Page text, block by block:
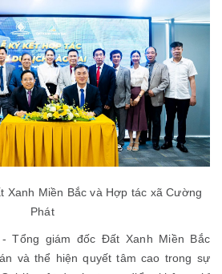
Xanh Miền Bắc và Hợp tác xã Cường
Phát
Tổng giám đốc Đất Xanh Miền Bắc
và thể hiện quyết tâm cao trong sự